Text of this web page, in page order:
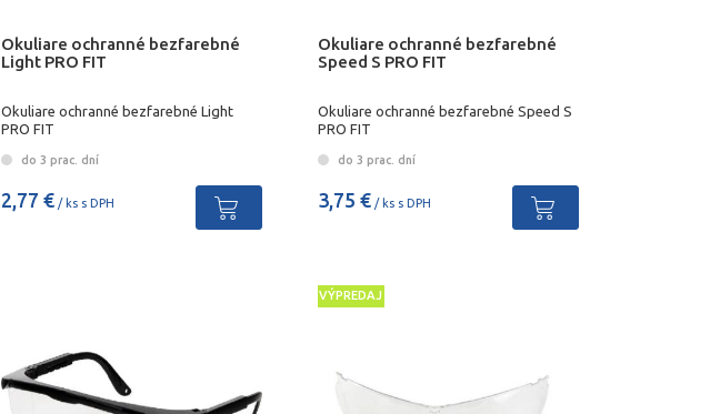
Okuliare ochranné bezfarebné
Light PRO FIT
Okuliare ochranné bezfarebné Light
PRO FIT
do 3 prac. dní
2,77 €/ ks s DPH
Okuliare ochranné bezfarebné
Speed S PRO FIT
Okuliare ochranné bezfarebné Speed S
PRO FIT
do 3 prac. dní
3,75 €/ ks s DPH
VÝPREDAJ